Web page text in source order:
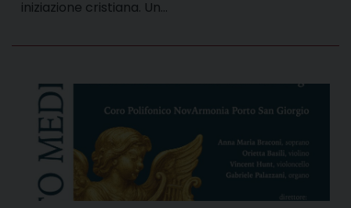
iniziazione cristiana. Un…